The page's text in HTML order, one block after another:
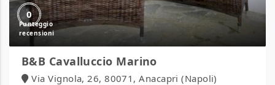
0
B&B Cavalluccio Marino
Via Vignola, 26, 80071, Anacapri (Napoli)